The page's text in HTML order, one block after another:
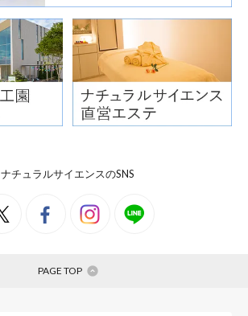
ナチュラルサイエンスのSNS
PAGE TOP